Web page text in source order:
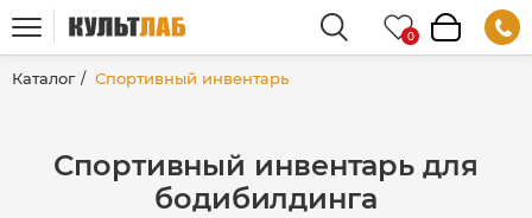
Каталог Спортивный инвентарь
Спортивный инвентарь для
бодибилдинга